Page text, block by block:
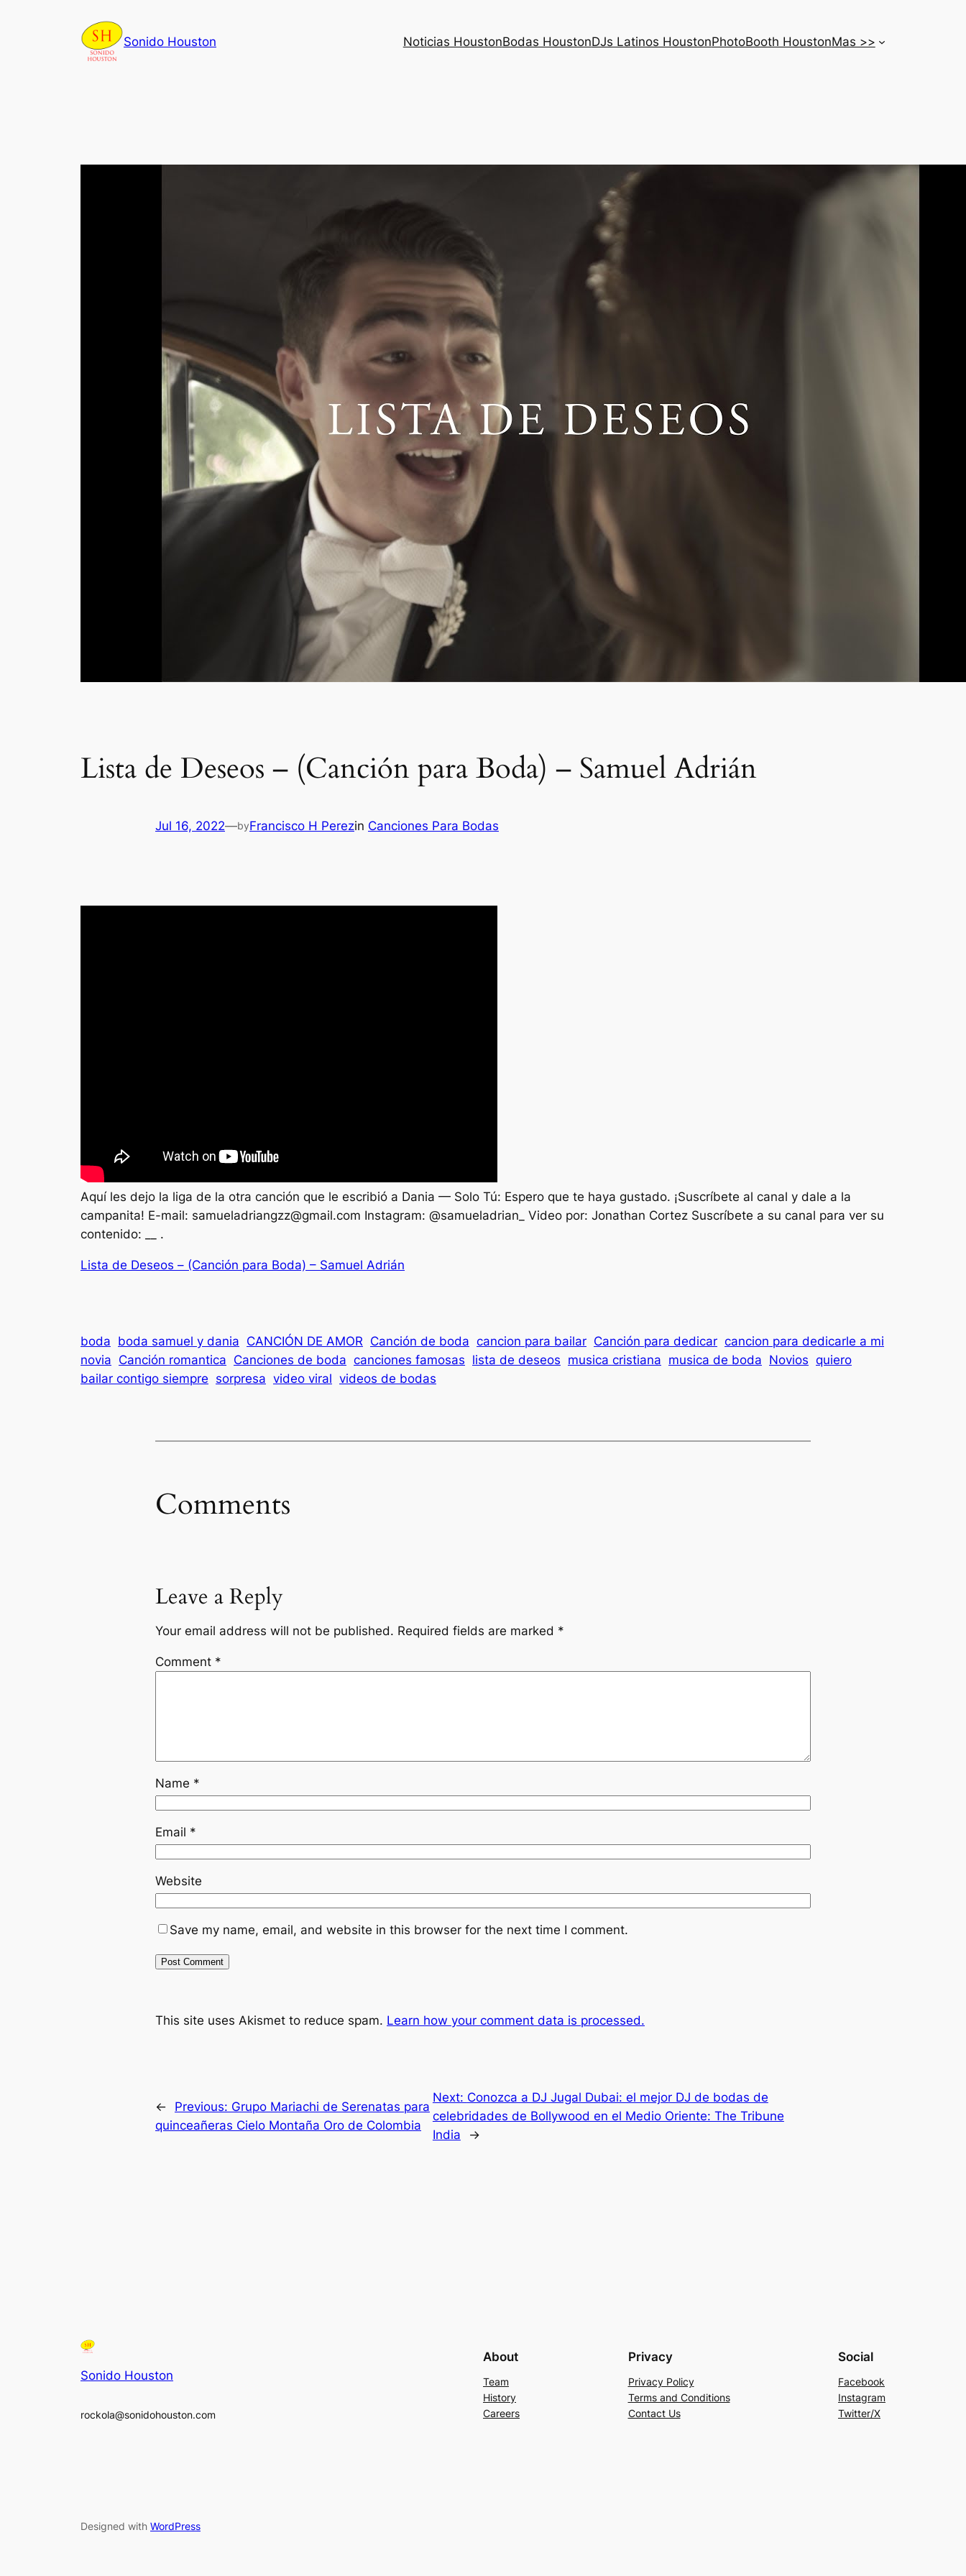
Sonido Houston Noticias HoustonBodas HoustonDJs Latinos HoustonPhotoBooth HoustonMas >>
Lista de Deseos – (Canción para Boda) – Samuel Adrián
Jul 16, 2022—byFrancisco H Perezin Canciones Para Bodas
Aquí les dejo la liga de la otra canción que le escribió a Dania — Solo Tú: Espero que te haya gustado. ¡Suscríbete al canal y dale a la
campanita! E-mail: samueladriangzz@gmail.com Instagram: @samueladrian_ Video por: Jonathan Cortez Suscríbete a su canal para ver su
contenido: __ .
Lista de Deseos – (Canción para Boda) – Samuel Adrián
boda boda samuel y dania CANCIÓN DE AMOR Canción de boda cancion para bailar Canción para dedicar cancion para dedicarle a mi
novia Canción romantica Canciones de boda canciones famosas lista de deseos musica cristiana musica de boda Novios quiero
bailar contigo siempre sorpresa video viral videos de bodas
Comments
Leave a Reply
Your email address will not be published. Required fields are marked *
Comment *
Name *
Email *
Website
Save my name, email, and website in this browser for the next time I comment.
This site uses Akismet to reduce spam. Learn how your comment data is processed.
← Previous: Grupo Mariachi de Serenatas para
quinceañeras Cielo Montaña Oro de Colombia
Next: Conozca a DJ Jugal Dubai: el mejor DJ de bodas de
celebridades de Bollywood en el Medio Oriente: The Tribune
India
→
Sonido Houston
rockola@sonidohouston.com
About
Team
History
Careers
Privacy
Privacy Policy
Terms and Conditions
Contact Us
Social
Facebook
Instagram
Twitter/X
Designed with WordPress